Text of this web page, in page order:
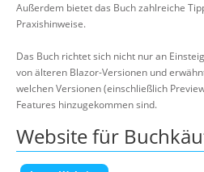
Außerdem bietet das Buch zahlreiche
Praxishinweise.
Das Buch richtet sich nicht nur an
von älteren Blazor-Versionen und
welchen Versionen (einschließlich
Features hinzugekommen sind.
Website für